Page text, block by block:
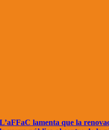
L’aFFaC lamenta que la